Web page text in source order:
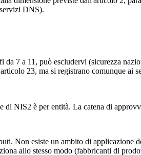
DNS).
7 a 11, può escludervi (sicurezza
23, ma si registrano comunque
NIS2 è per entità. La catena di
Non esiste un ambito di
allo stesso modo (fabbricanti di